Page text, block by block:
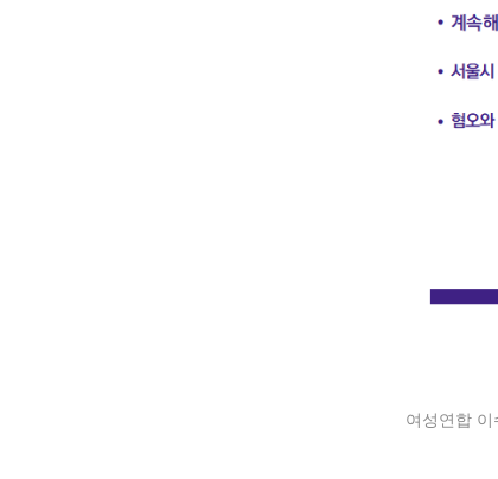
여성연합